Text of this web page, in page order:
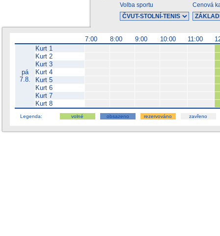
Volba sportu Cenová
7:00 8:00 9:00 10:00 11:00
pá
7.8.
Kurt 1
Kurt 2
Kurt 3
Kurt 4
Kurt 5
Kurt 6
Kurt 7
Kurt 8
Legenda: volné obsazeno rezervováno zavřeno